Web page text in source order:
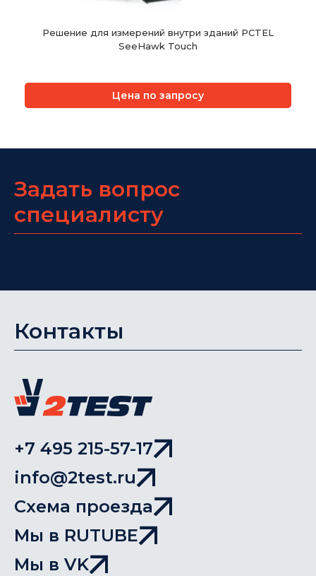
Решение для измерений внутри зданий PCTEL
SeeHawk Touch
Цена по запросу
Задать вопрос
специалисту
Контакты
+7 495 215-57-17
info@2test.ru
Схема проезда
Мы в RUTUBE
Мы в VK